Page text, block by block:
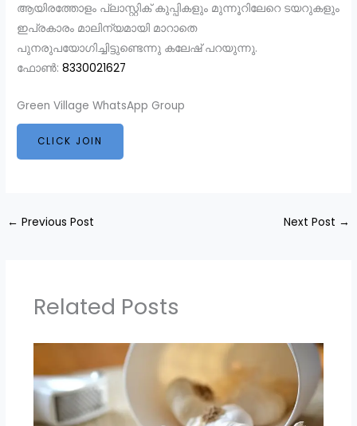
ആയിരത്തോളം പ്ലാസ്റ്റിക് കുപ്പികളും മുന്നൂറിലേറെ ടയറുകളും
ഇപ്രകാരം മാലിന്യമായി മാറാതെ
പുനരുപയോഗിച്ചിട്ടുണ്ടെന്നു കലേഷ് പറയുന്നു.
ഫോൺ:8330021627
Green Village WhatsApp Group
CLICK JOIN
← Previous Post Next Post →
Related Posts